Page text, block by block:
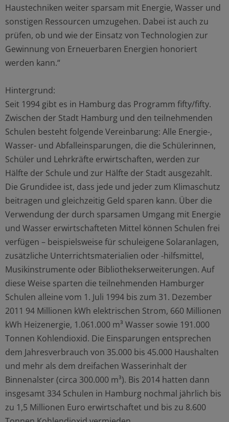
Haustechniken weiter sparsam mit Energie, Wasser und
sonstigen Ressourcen umzugehen. Dabei ist auch zu
prüfen, ob und wie der Einsatz von Technologien zur
Gewinnung von Erneuerbaren Energien honoriert
werden kann.“
Hintergrund:
Seit 1994 gibt es in Hamburg das Programm fifty/fifty.
Zwischen der Stadt Hamburg und den teilnehmenden
Schulen besteht folgende Vereinbarung: Alle Energie-,
Wasser- und Abfalleinsparungen, die die Schülerinnen,
Schüler und Lehrkräfte erwirtschaften, werden zur
Hälfte der Schule und zur Hälfte der Stadt ausgezahlt.
Die Grundidee ist, dass jede und jeder zum Klimaschutz
beitragen und gleichzeitig Geld sparen kann. Über die
Verwendung der durch sparsamen Umgang mit Energie
und Wasser erwirtschafteten Mittel können Schulen frei
verfügen – beispielsweise für schuleigene Solaranlagen,
zusätzliche Unterrichtsmaterialien oder -hilfsmittel,
Musikinstrumente oder Bibliothekserweiterungen. Auf
diese Weise sparten die teilnehmenden Hamburger
Schulen alleine vom 1. Juli 1994 bis zum 31. Dezember
2011 94 Millionen kWh elektrischen Strom, 660 Millionen
kWh Heizenergie, 1.061.000 m³ Wasser sowie 191.000
Tonnen Kohlendioxid. Die Einsparungen entsprechen
dem Jahresverbrauch von 35.000 bis 45.000 Haushalten
und mehr als dem dreifachen Wasserinhalt der
Binnenalster (circa 300.000 m³). Bis 2014 hatten dann
insgesamt 334 Schulen in Hamburg nochmal jährlich bis
zu 1,5 Millionen Euro erwirtschaftet und bis zu 8.600